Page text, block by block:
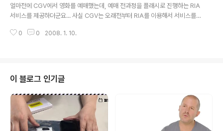
진에서 블로그의 콘텐츠를 양질의 콘텐츠로 인식하고 검색결과에 적극적으로
반영함으로써 많은 네티즌들이 블로그에 방문하게 만들고 있다. 그야말로 하나
얼마전에 CGV에서 영화를 예매했는데, 예매 전과정을 플래시로 진행하는 RIA
서비스를 제공하더군요... 사실 CGV는 오래전부터 RIA를 이용해서 서비스를
래시에서 다 하더군요... 대단하다는 생각이 듭니다. 역시 대기업... ㅋㅋ 근데 정
시간으로 DB와 연동하여 생동감 넘치는 웹페이지를 구성할 수 있죠~ 멋집니다
~ 얼마전에 모 포탈에서도 동영상을 볼 수 있는 페이지를 리모콘 형태로 제작하
여 RI..
0 0 2008. 1. 10.
이 블로그 인기글